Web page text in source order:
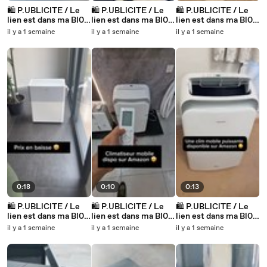
🛍️ P.UBLlClTE / Le
lien est dans ma Bl0.
Produit n°629
il y a 1 semaine
0:18
🛍️ P.UBLlClTE / Le
lien est dans ma Bl0.
Produit n°629
il y a 1 semaine
🛍️ P.UBLlClTE / Le
lien est dans ma Bl0.
Produit n°629
il y a 1 semaine
0:10
🛍️ P.UBLlClTE / Le
lien est dans ma Bl0.
Produit n°627.
commande, pour une
août, au moment de
il y a 1 semaine
🛍️ P.UBLlClTE / Le
lien est dans ma Bl0.
Produit n°629
il y a 1 semaine
0:13
🛍️ P.UBLlClTE / Le
lien est dans ma Bl0.
Produit n°627
il y a 1 semaine